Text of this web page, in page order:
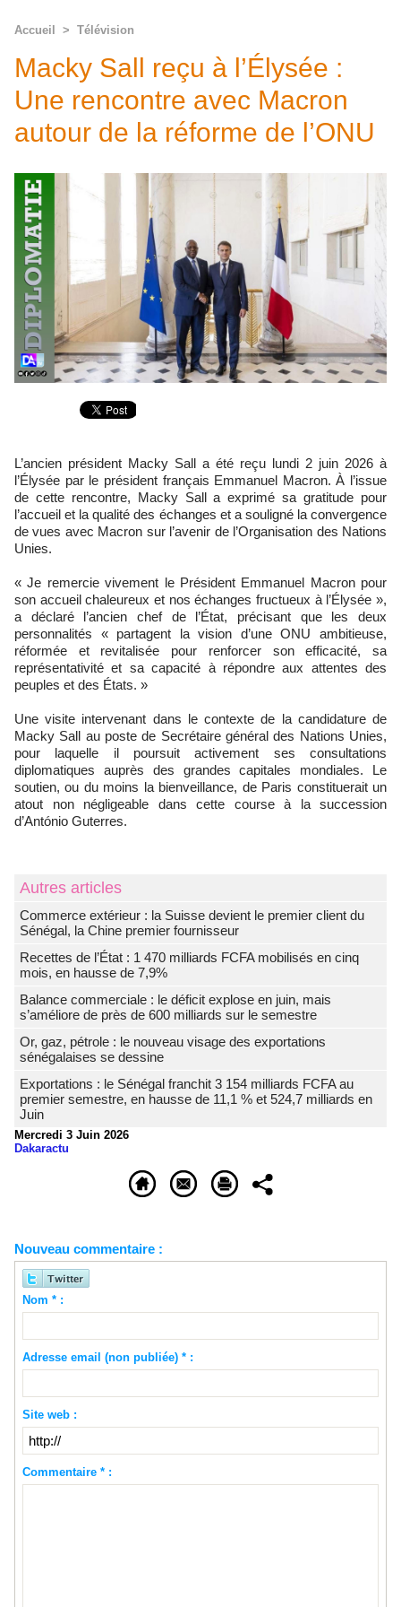
Accueil > Télévision
Macky Sall reçu à l’Élysée :
Une rencontre avec Macron
autour de la réforme de l’ONU
L’ancien président Macky Sall a été reçu lundi 2 juin 2026 à
l’Élysée par le président français Emmanuel Macron. À l’issue
de cette rencontre, Macky Sall a exprimé sa gratitude pour
l’accueil et la qualité des échanges et a souligné la convergence
de vues avec Macron sur l’avenir de l’Organisation des Nations
Unies.
« Je remercie vivement le Président Emmanuel Macron pour
son accueil chaleureux et nos échanges fructueux à l’Élysée »,
a déclaré l’ancien chef de l’État, précisant que les deux
personnalités « partagent la vision d’une ONU ambitieuse,
réformée et revitalisée pour renforcer son efficacité, sa
représentativité et sa capacité à répondre aux attentes des
peuples et des États. »
Une visite intervenant dans le contexte de la candidature de
Macky Sall au poste de Secrétaire général des Nations Unies,
pour laquelle il poursuit activement ses consultations
diplomatiques auprès des grandes capitales mondiales. Le
soutien, ou du moins la bienveillance, de Paris constituerait un
atout non négligeable dans cette course à la succession
d’António Guterres.
Autres articles
Commerce extérieur : la Suisse devient le premier client du
Sénégal, la Chine premier fournisseur
Recettes de l’État : 1 470 milliards FCFA mobilisés en cinq
mois, en hausse de 7,9%
Balance commerciale : le déficit explose en juin, mais
s’améliore de près de 600 milliards sur le semestre
Or, gaz, pétrole : le nouveau visage des exportations
sénégalaises se dessine
Exportations : le Sénégal franchit 3 154 milliards FCFA au
premier semestre, en hausse de 11,1 % et 524,7 milliards en
Juin
Mercredi 3 Juin 2026
Dakaractu
Nouveau commentaire :
Nom * :
Adresse email (non publiée) * :
Site web :
Commentaire * :